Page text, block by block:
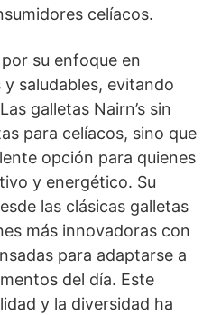
celíacos.
su enfoque en
saludables, evitando
galletas Nairn’s sin
para celíacos, sino que
opción para quienes
y energético. Su
las clásicas galletas
más innovadoras con
para adaptarse a
del día. Este
y la diversidad ha